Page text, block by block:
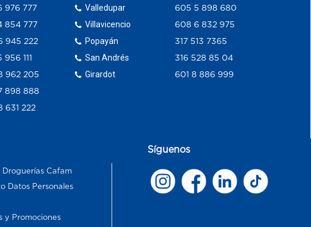
976 777
854 777
945 222
111
962 205
898 888
631 222
Valledupar
Villavicencio
Popayán
San Andrés
Girardot
605 5 898 680
608 6 832 975
317 513 7365
316 528 85 04
601 8 886 999
Cafam
Datos Personales
y Promociones
Síguenos